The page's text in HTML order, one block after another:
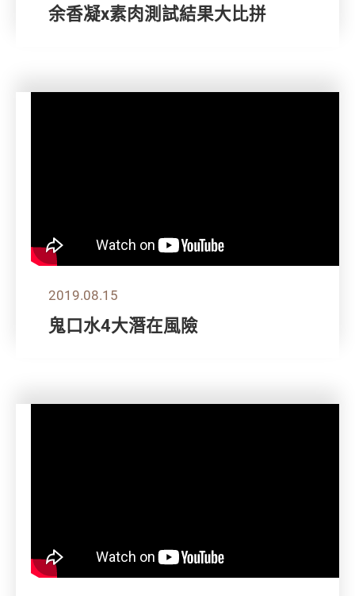
余香凝x素肉測試結果大比拼
2019.08.15
鬼口水4大潛在風險